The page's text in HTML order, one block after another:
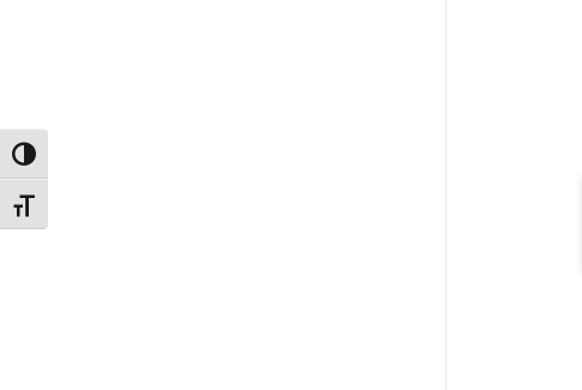
Attiva/disattiva alto contrasto
Attiva/disattiva dimensione testo